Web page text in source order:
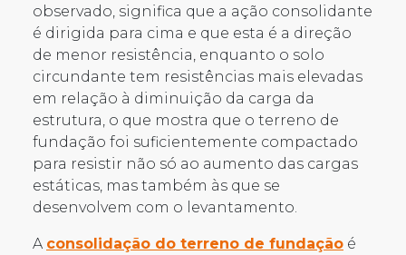
observado, significa que a ação consolidante
é dirigida para cima e que esta é a direção
de menor resistência, enquanto o solo
circundante tem resistências mais elevadas
em relação à diminuição da carga da
estrutura, o que mostra que o terreno de
fundação foi suficientemente compactado
para resistir não só ao aumento das cargas
estáticas, mas também às que se
desenvolvem com o levantamento.
A consolidação do terreno de fundação é